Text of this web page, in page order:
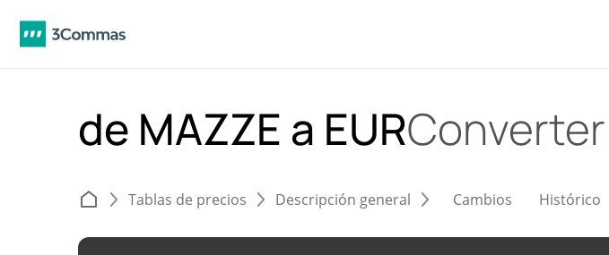
de MAZZE a EURConverter
Tablas de precios Descripción general Cambios Histórico